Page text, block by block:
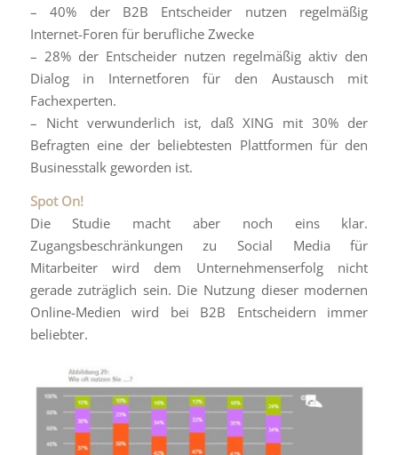
– 40% der B2B Entscheider nutzen regelmäßig
Internet-Foren für berufliche Zwecke
– 28% der Entscheider nutzen regelmäßig aktiv den
Dialog in Internetforen für den Austausch mit
Fachexperten.
– Nicht verwunderlich ist, daß XING mit 30% der
Befragten eine der beliebtesten Plattformen für den
Businesstalk geworden ist.
Spot On!
Die Studie macht aber noch eins klar.
Zugangsbeschränkungen zu Social Media für
Mitarbeiter wird dem Unternehmenserfolg nicht
gerade zuträglich sein. Die Nutzung dieser modernen
Online-Medien wird bei B2B Entscheidern immer
beliebter.